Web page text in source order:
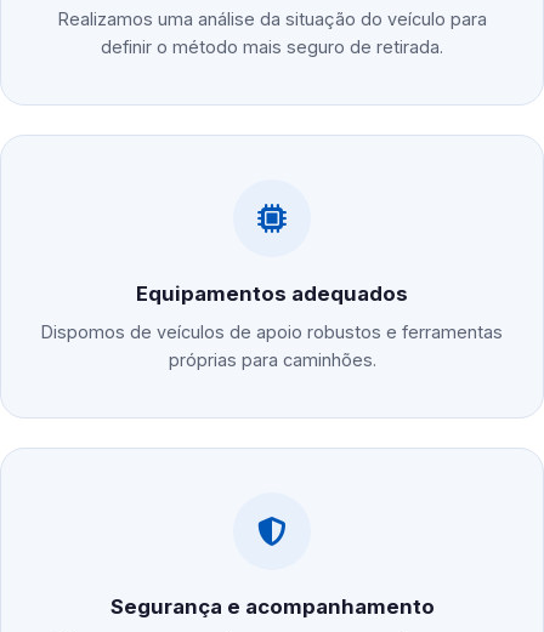
Realizamos uma análise da situação do veículo para
definir o método mais seguro de retirada.
Equipamentos adequados
Dispomos de veículos de apoio robustos e ferramentas
próprias para caminhões.
Segurança e acompanhamento